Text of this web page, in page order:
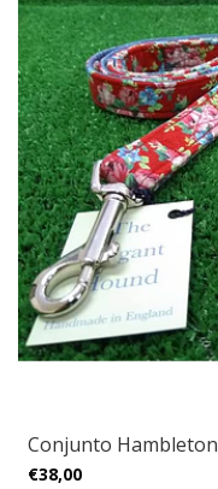
Conjunto Hambleton
€38,00